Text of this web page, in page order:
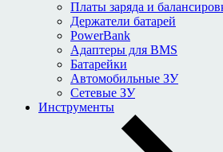
Платы заряда и
Держатели батарей
PowerBank
Адаптеры для BMS
Батарейки
Автомобильные ЗУ
Сетевые ЗУ
Инструменты